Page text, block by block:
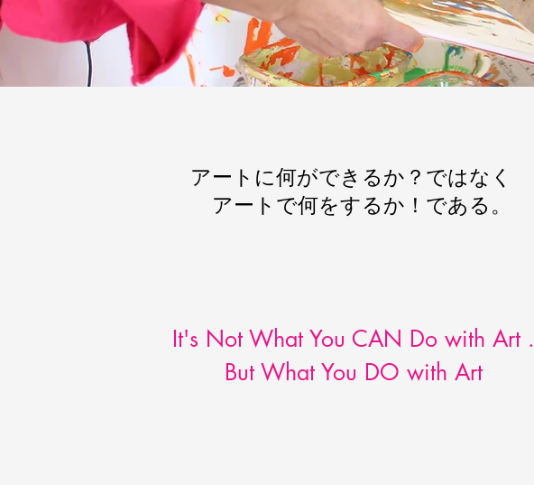
アートに何ができるか？ではなく
アートで何をするか！である。
It's Not What You CAN Do with Art .
But What You DO with Art